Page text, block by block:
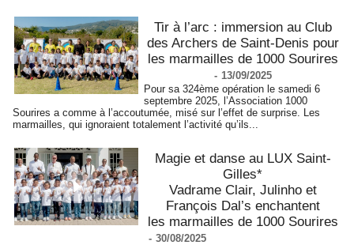
Tir à l’arc : immersion au Club
des Archers de Saint-Denis pour
les marmailles de 1000 Sourires
- 13/09/2025
Pour sa 324ème opération le samedi 6
septembre 2025, l’Association 1000
Sourires a comme à l’accoutumée, misé sur l’effet de surprise. Les
marmailles, qui ignoraient totalement l’activité qu’ils...
Magie et danse au LUX Saint-
Gilles*
Vadrame Clair, Julinho et
François Dal’s enchantent
les marmailles de 1000 Sourires
- 30/08/2025